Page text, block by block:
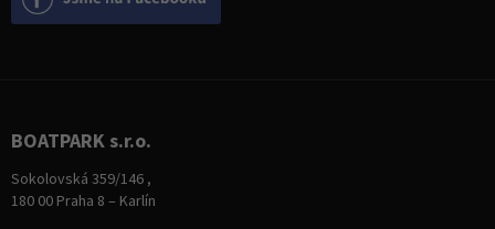
BOATPARK s.r.o.
Sokolovská 359/146 ,
180 00 Praha 8 – Karlín